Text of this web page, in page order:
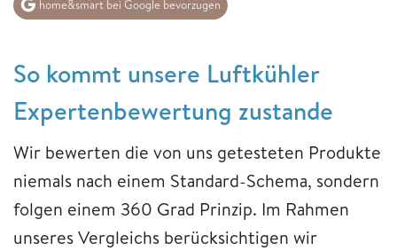
home&smart bei Google bevorzugen
So kommt unsere Luftkühler
Expertenbewertung zustande
Wir bewerten die von uns getesteten Produkte
niemals nach einem Standard-Schema, sondern
folgen einem 360 Grad Prinzip. Im Rahmen
unseres Vergleichs berücksichtigen wir